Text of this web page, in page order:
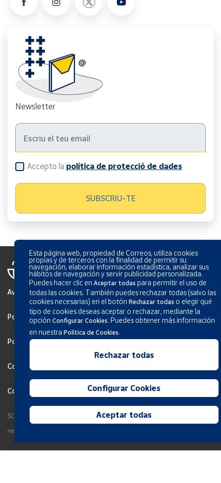
Newsletter
Accepto la política de protecció de dades
Avís legal
Política de privadesa
Política de Cookies
Configurar Cookies
Condicions generals del servici
SOCIEDAD ESTATAL CORREOS Y TELÉGRAFOS, S.A., S.M.E. Tots els drets
reservats.
Esta página web, propiedad de Correos, utiliza cookies
propias y de terceros con la finalidad de permitir su
navegación, elaborar información estadística, analizar sus
hábitos de navegación y servir publicidad personalizada.
Puedes hacer clic enAceptar todas para permitir el uso de
todas las cookies. También puedes rechazar todas (salvo las
cookies necesarias) en el botónRechazar todas o elegir qué
tipo de cookies deseas aceptar o rechazar, mediante la
opciónConfigurar Cookies. Puedes obtener más información
en nuestraPolítica de Cookies.
Rechazar todas
Configurar Cookies
Aceptar todas